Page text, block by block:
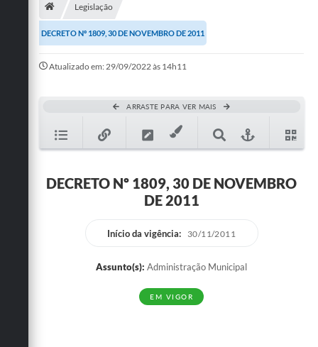
Publicações
A Prefeitura
Ouvidoria
Legislação
Conselho Tutelar.
Legislação
DECRETO Nº 1809, 30 DE NOVEMBRO DE 2011
Atualizado em: 29/09/2022 às 14h11
ARRASTE PARA VER MAIS
DECRETO Nº 1809, 30 DE NOVEMBRO
DE 2011
Início da vigência: 30/11/2011
Assunto(s): Administração Municipal
EM VIGOR